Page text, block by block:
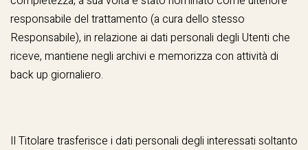
responsabile del trattamento (a cura dello stesso
Responsabile), in relazione ai dati personali degli Utenti che
riceve, mantiene negli archivi e memorizza con attività di
back up giornaliero.
Il Titolare trasferisce i dati personali degli interessati soltanto